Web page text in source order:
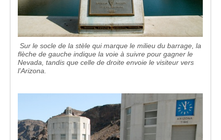
Sur le socle de la stèle qui marque le milieu du barrage, la
flèche de gauche indique la voie à suivre pour gagner le
Nevada, tandis que celle de droite envoie le visiteur vers
l’Arizona.